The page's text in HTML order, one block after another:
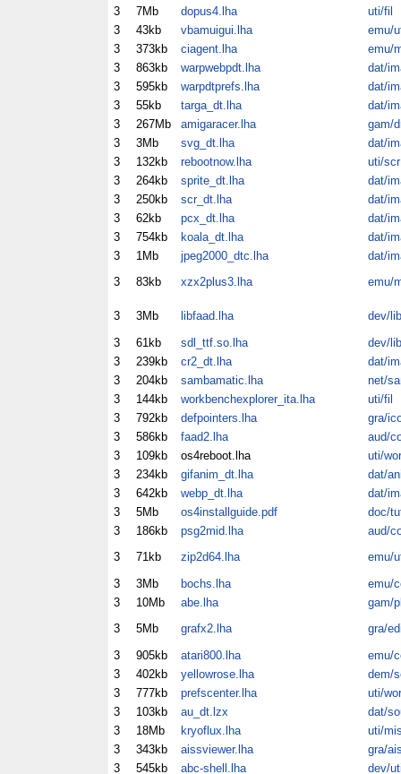
3
7Mb dopus4.lha
uti/fil
3
43kb vbamuigui.lha
emu/
3
373kb ciagent.lha
emu/
3
863kb warpwebpdt.lha
dat/
3
595kb warpdtprefs.lha
dat/
3
55kb targa_dt.lha
dat/
3
267Mb amigaracer.lha
gam/
3
3Mb svg_dt.lha
dat/
3
132kb rebootnow.lha
uti/scr
3
264kb sprite_dt.lha
dat/
3
250kb scr_dt.lha
dat/
3
62kb pcx_dt.lha
dat/
3
754kb koala_dt.lha
dat/
3
1Mb jpeg2000_dtc.lha
dat/
3
83kb xzx2plus3.lha emu/
3 3Mb libfaad.lha
dev/
3
61kb sdl_ttf.so.lha
dev/
3
239kb cr2_dt.lha
dat/
3
204kb sambamatic.lha
net/
3
144kb workbenchexplorer_ita.lha
uti/fil
3
792kb defpointers.lha
gra/
3
586kb faad2.lha
aud/
3
109kb os4reboot.lha
uti/wor
3
234kb gifanim_dt.lha
dat/
3
642kb webp_dt.lha
dat/
3
5Mb os4installguide.pdf
doc/
3
186kb psg2mid.lha
aud/
3
71kb zip2d64.lha
emu/
3
3Mb bochs.lha
emu/
3
10Mb abe.lha
gam/
3
5Mb grafx2.lha
gra/
3
905kb atari800.lha
emu/
3
402kb yellowrose.lha
dem/
3
777kb prefscenter.lha
uti/wor
3
103kb au_dt.lzx
dat/
3
18Mb kryoflux.lha
uti/
3
343kb aissviewer.lha
gra/
3
545kb abc-shell.lha
dev/